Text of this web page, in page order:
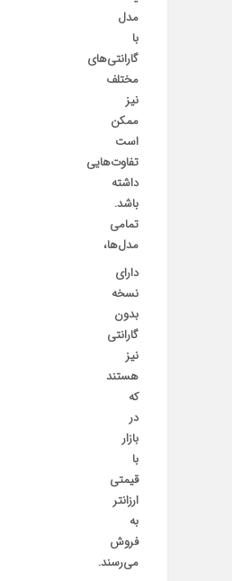
مدل
با
گارانتی‌های
مختلف
نیز
ممکن
است
تفاوت‌هایی
داشته
باشد.
تمامی
مدل‌ها،
دارای
نسخه
بدون
گارانتی
نیز
هستند
که
در
بازار
با
قیمتی
ارزانتر
به
فروش
می‌رسند.